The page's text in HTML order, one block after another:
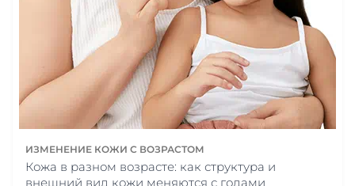
ИЗМЕНЕНИЕ КОЖИ С ВОЗРАСТОМ
Кожа в разном возрасте: как структура и
внешний вид кожи меняются с годами